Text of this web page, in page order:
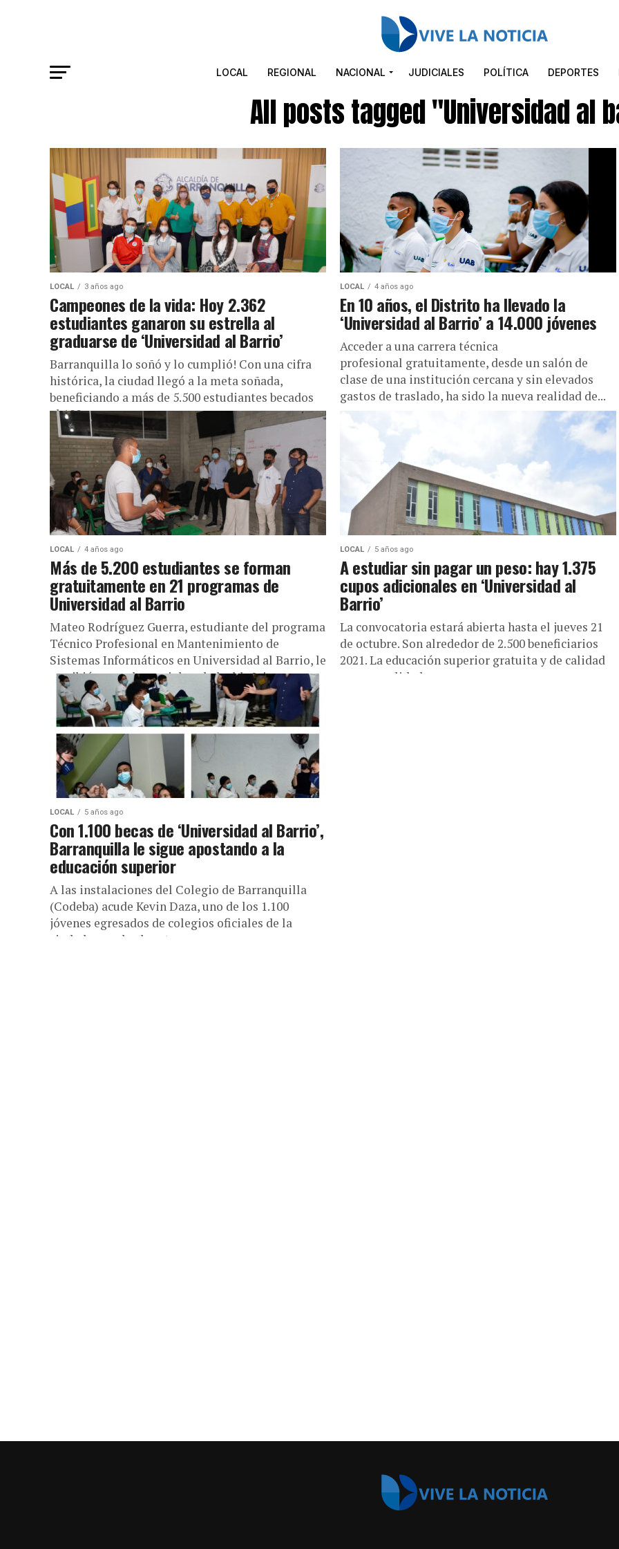
LOCAL REGIONAL NACIONAL JUDICIALES POLÍTICA DEPORTES
All posts tagged "Universidad al
LOCAL 3 años ago
Campeones de la vida: Hoy 2.362
estudiantes ganaron su estrella al
graduarse de ‘Universidad al Barrio’
Barranquilla lo soñó y lo cumplió! Con una cifra
histórica, la ciudad llegó a la meta soñada,
beneficiando a más de 5.500 estudiantes becados
al 100...
LOCAL 4 años ago
En 10 años, el Distrito ha llevado la
‘Universidad al Barrio’ a 14.000 jóvenes
Acceder a una carrera técnica
profesional gratuitamente, desde un salón de
clase de una institución cercana y sin elevados
gastos de traslado, ha sido la nueva realidad de...
LOCAL 4 años ago
Más de 5.200 estudiantes se forman
gratuitamente en 21 programas de
Universidad al Barrio
Mateo Rodríguez Guerra, estudiante del programa
Técnico Profesional en Mantenimiento de
Sistemas Informáticos en Universidad al Barrio, le
escribió por redes sociales al alcalde Jaime
Pumarejo...
LOCAL 5 años ago
A estudiar sin pagar un peso: hay 1.375
cupos adicionales en ‘Universidad al
Barrio’
La convocatoria estará abierta hasta el jueves 21
de octubre. Son alrededor de 2.500 beneficiarios
2021. La educación superior gratuita y de calidad
es una realidad...
LOCAL 5 años ago
Con 1.100 becas de ‘Universidad al Barrio’,
Barranquilla le sigue apostando a la
educación superior
A las instalaciones del Colegio de Barranquilla
(Codeba) acude Kevin Daza, uno de los 1.100
jóvenes egresados de colegios oficiales de la
ciudad que –desde este...